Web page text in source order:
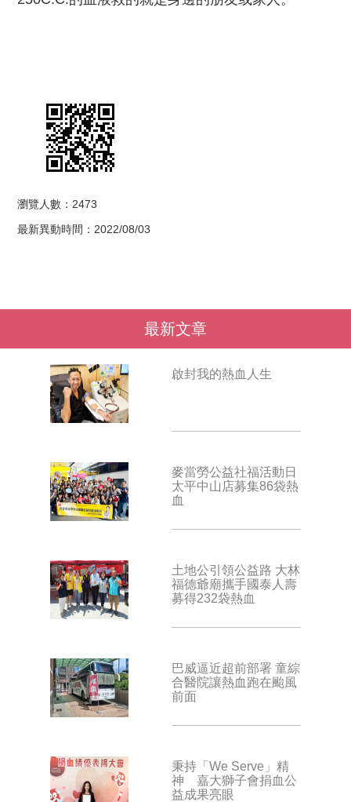
瀏覽人數：2473
最新異動時間：2022/08/03
最新文章
啟封我的熱血人生
麥當勞公益社福活動日
太平中山店募集86袋熱
血
土地公引領公益路 大林
福德爺廟攜手國泰人壽
募得232袋熱血
巴威逼近超前部署 童綜
合醫院讓熱血跑在颱風
前面
秉持「We Serve」精
神 嘉大獅子會捐血公
益成果亮眼